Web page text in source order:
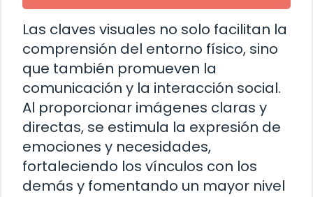
Las claves visuales no solo facilitan la
comprensión del entorno físico, sino
que también promueven la
comunicación y la interacción social.
Al proporcionar imágenes claras y
directas, se estimula la expresión de
emociones y necesidades,
fortaleciendo los vínculos con los
demás y fomentando un mayor nivel